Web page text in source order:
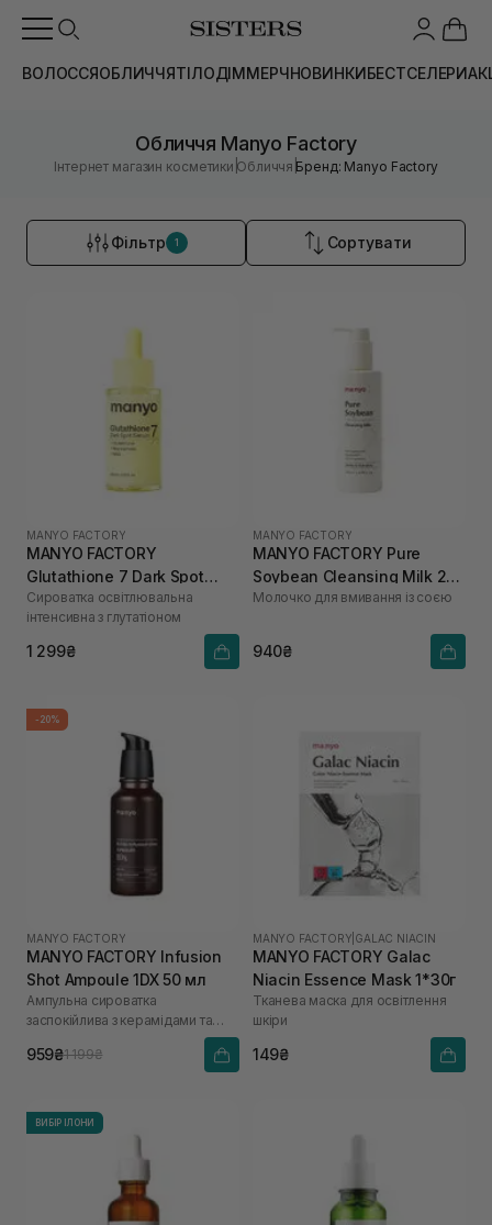
ВОЛОССЯОБЛИЧЧЯТІЛОДІММЕРЧНОВИНКИБЕСТСЕЛЕРИ
Обличчя Manyo Factory
Інтернет магазин косметики |Обличчя |Бренд: Manyo Factory
Фільтр 1 Сортувати
MANYO FACTORY
MANYO FACTORY
Glutathione 7 Dark Spot
Serum 30 мл
Сироватка освітлювальна
інтенсивна з глутатіоном
1 299₴
MANYO FACTORY
MANYO FACTORY Pure
Soybean Cleansing Milk 200
мл
Молочко для вмивання із соєю
940₴
-20%
MANYO FACTORY
MANYO FACTORY Infusion
Shot Ampoule 1DX 50 мл
Ампульна сироватка
заспокійлива з керамідами та
959₴1 199₴
MANYO FACTORY GALAC NIACIN
MANYO FACTORY Galac
Niacin Essence Mask 1*30г
Тканева маска для освітлення
шкіри
149₴
ВИБІР ІЛОНИ